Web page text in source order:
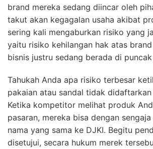
brand mereka sedang diincar oleh
takut akan kegagalan usaha akibat
sering kali mengaburkan risiko yang
yaitu risiko kehilangan hak atas
bisnis justru sedang berada di
Tahukah Anda apa risiko terbesar
pakaian atau sandal tidak
Ketika kompetitor melihat produk
pasaran, mereka bisa dengan
nama yang sama ke DJKI. Begitu
disetujui, secara hukum merek